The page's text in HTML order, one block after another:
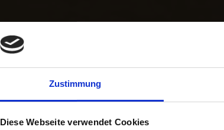
Zustimmung
Diese Webseite verwendet Cookies